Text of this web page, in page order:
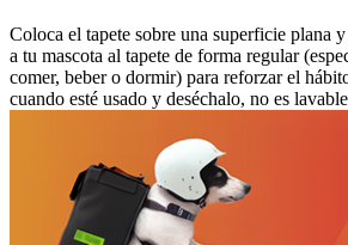
Coloca el tapete sobre una superficie plana
a tu mascota al tapete de forma regular
comer, beber o dormir) para reforzar el
cuando esté usado y deséchalo, no es